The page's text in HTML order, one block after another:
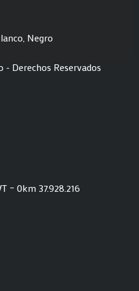
Negro
Derechos Reservados
– 0km 37.928.216